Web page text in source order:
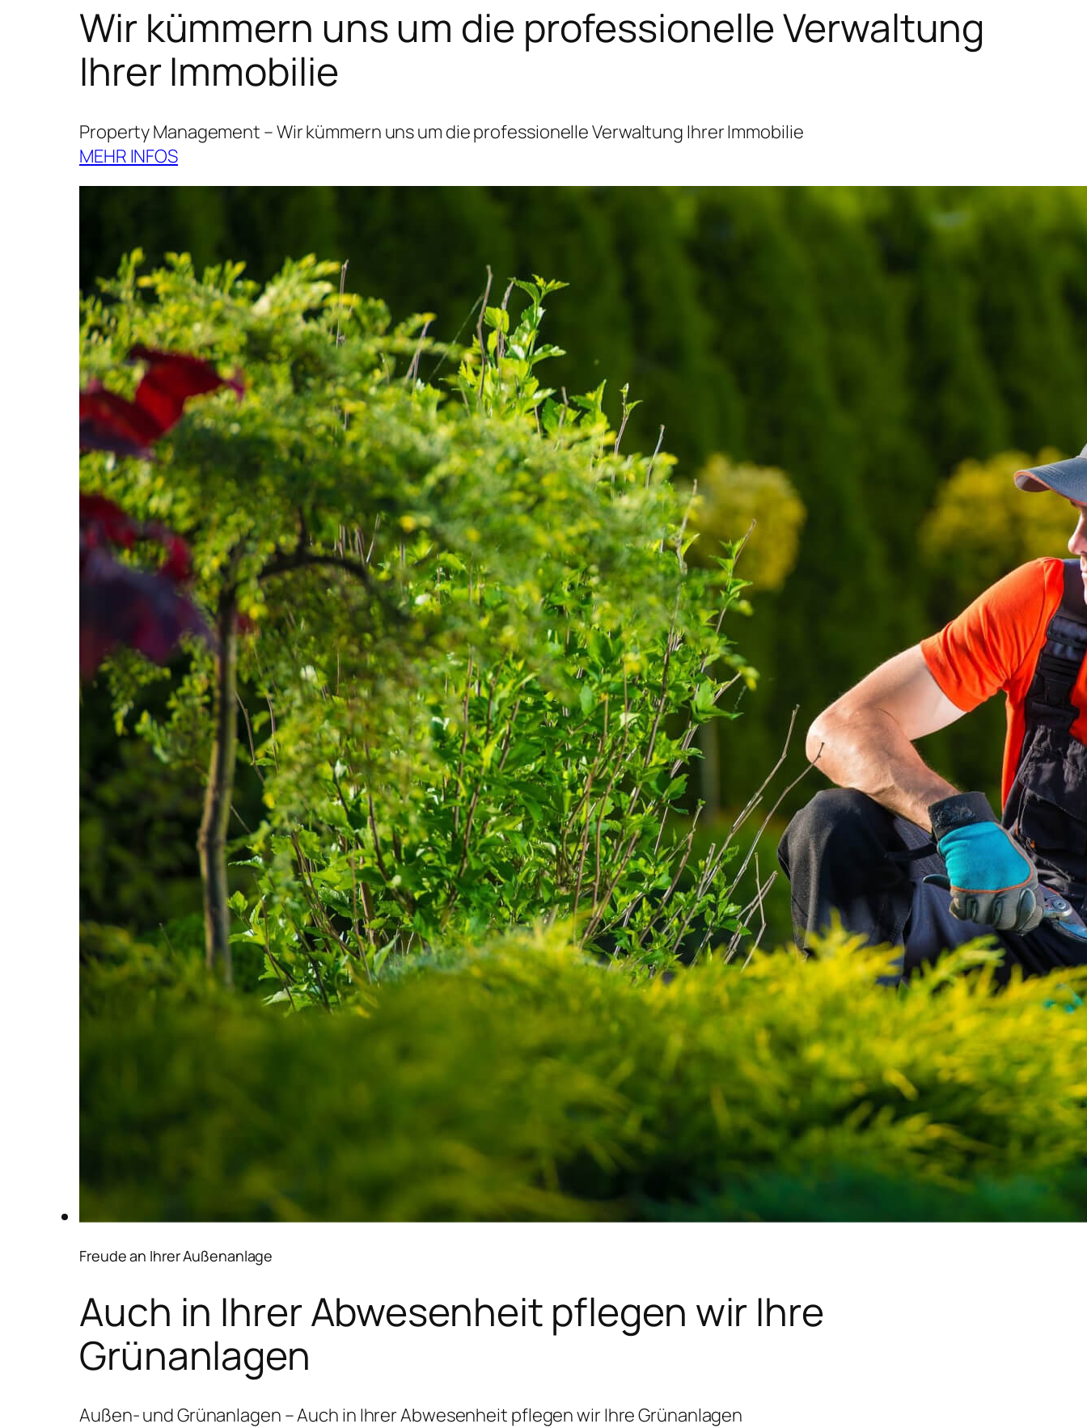
Wir kümmern uns um die professionelle Verwaltung
Ihrer Immobilie
Property Management – Wir kümmern uns um die professionelle Verwaltung Ihrer Immobilie
MEHR INFOS
Freude an Ihrer Außenanlage
Auch in Ihrer Abwesenheit pflegen wir Ihre
Grünanlagen
Außen- und Grünanlagen – Auch in Ihrer Abwesenheit pflegen wir Ihre Grünanlagen